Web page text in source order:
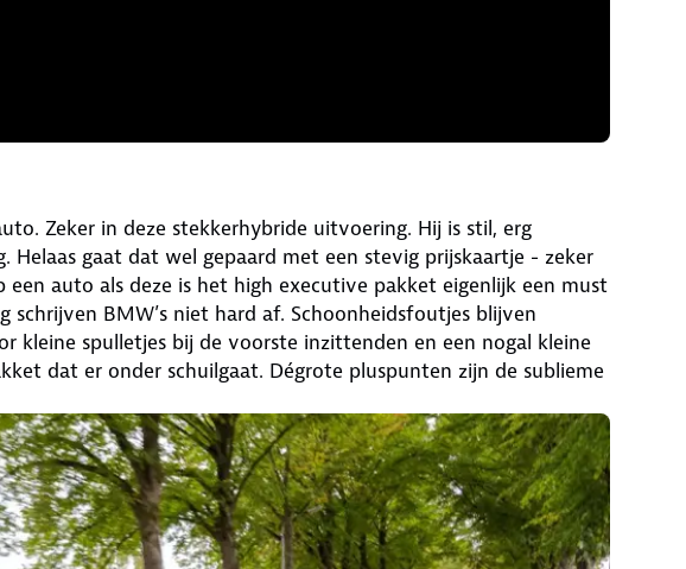
Zeker in deze stekkerhybride uitvoering. Hij is stil, erg
Helaas gaat dat wel gepaard met een stevig prijskaartje - zeker
een auto als deze is het high executive pakket eigenlijk een must
BMW’s niet hard af. Schoonheidsfoutjes blijven
spulletjes bij de voorste inzittenden en een nogal kleine
dat er onder schuilgaat. Dégrote pluspunten zijn de sublieme